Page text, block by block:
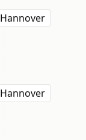
Hannover
Hannover